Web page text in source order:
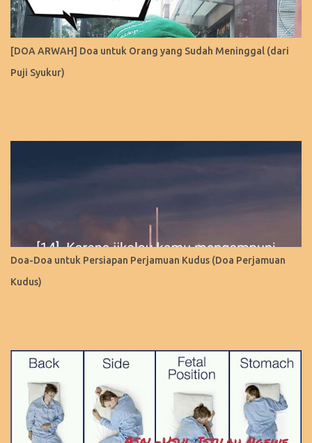
[DOA ARWAH] Doa untuk Orang yang Sudah Meninggal (dari
Puji Syukur)
Doa-Doa untuk Persiapan Perjamuan Kudus (Doa Perjamuan
Kudus)